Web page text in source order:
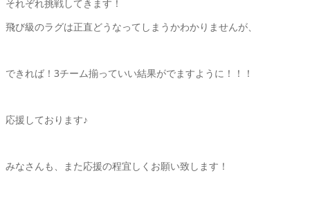
それぞれ挑戦してきます！
飛び級のラグは正直どうなってしまうかわかりませんが、
できれば！3チーム揃っていい結果がでますように！！！
応援しております♪
みなさんも、また応援の程宜しくお願い致します！